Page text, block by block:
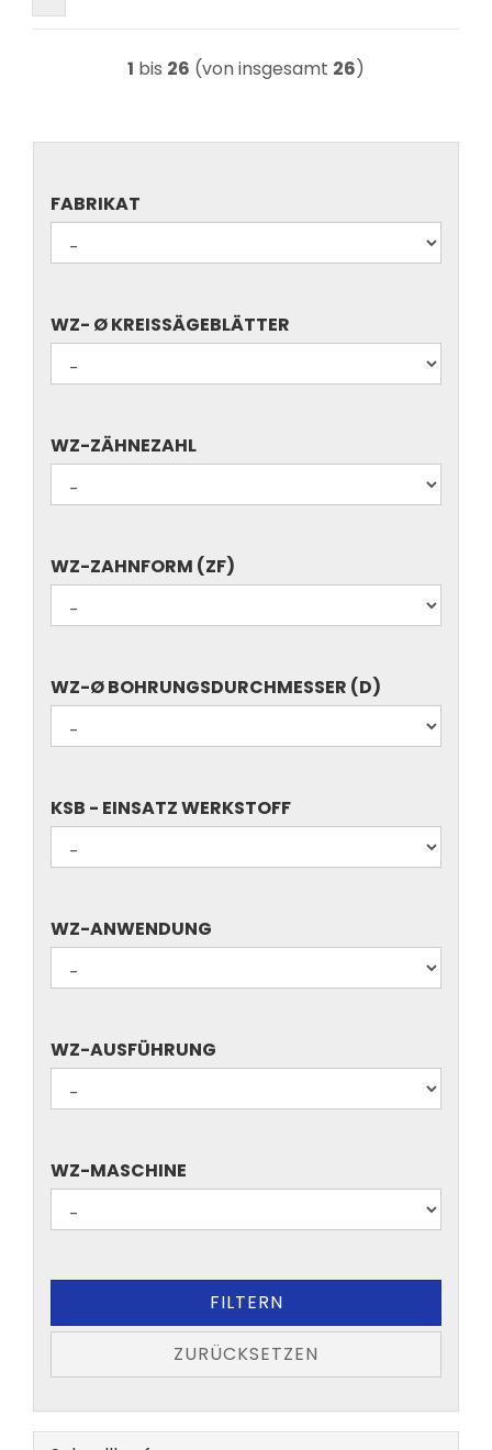
1 bis 26 (von insgesamt 26)
FABRIKAT
FABRIKAT
WZ-
Ø
KREISSÄGEBLÄTTER
WZ- Ø KREISSÄGEBLÄTTER
WZ-
ZÄHNEZAHL
WZ-ZÄHNEZAHL
WZ-
ZAHNFORM
(ZF)
WZ-ZAHNFORM (ZF)
WZ-
Ø
BOHRUNGSDURCHMESSER
WZ-Ø BOHRUNGSDURCHMESSER (D)
KSB
-
EINSATZ
KSB - EINSATZ WERKSTOFF
WZ-
ANWENDUNG
WZ-ANWENDUNG
WZ-
AUSFÜHRUNG
WZ-AUSFÜHRUNG
WZ-
MASCHINE
WZ-MASCHINE
FILTERN
ZURÜCKSETZEN